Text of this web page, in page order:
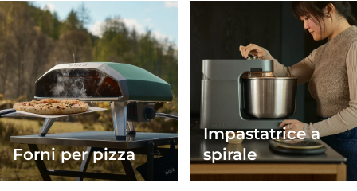
Forni per pizza
Impastatrice a
spirale
Volt 2
Prepara pizza di qualità da ristorante con la semplice
Ooni Halo Pro
Dai il benvenuto alla tecnologia di miscelazione a spirale